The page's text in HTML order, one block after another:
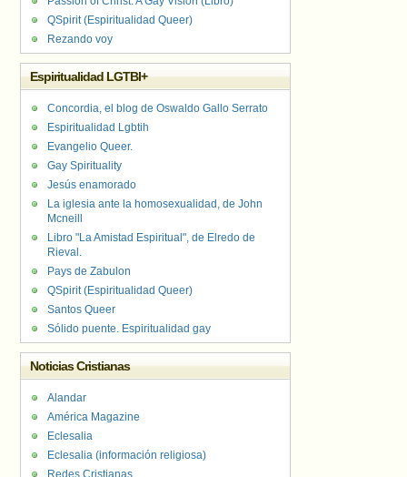
QSpirit (Espiritualidad Queer)
Rezando voy
Espiritualidad LGTBI+
Concordia, el blog de Oswaldo Gallo Serrato
Espiritualidad Lgbtih
Evangelio Queer.
Gay Spirituality
Jesús enamorado
La iglesia ante la homosexualidad, de John
Mcneill
Libro "La Amistad Espiritual", de Elredo de
Rieval.
Pays de Zabulon
QSpirit (Espiritualidad Queer)
Santos Queer
Sólido puente. Espiritualidad gay
Noticias Cristianas
Alandar
América Magazine
Eclesalia
Eclesalia (información religiosa)
Redes Cristianas